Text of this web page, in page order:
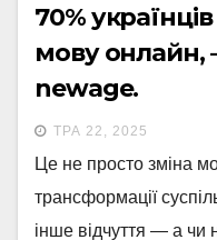
70%
мову онлайн,
newage.
ТРА 22, 2025
Це не просто зміна
трансформації
інше відчуття — а чи